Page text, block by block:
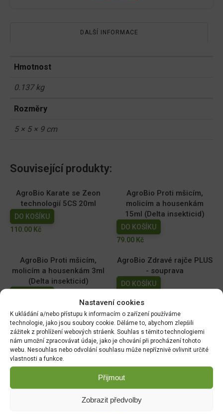
Nastavení cookies
K ukládání a/nebo přístupu k informacím o zařízení používáme
technologie, jako jsou soubory cookie. Děláme to, abychom zlepšili
zážitek z prohlížení webových stráenk. Souhlas s těmito technologiemi
nám umožní zpracovávat údaje, jako je chování při procházení tohoto
webu. Nesouhlas nebo odvolání souhlasu může nepříznivě ovlivnit určité
vlastnosti a funkce.
Přijmout
Zobrazit předvolby
DALŠÍ INFORMACE
Hmotnost
0.137 kg
Rozměry
5 × 5 × 9 cm
Související produkty:
AgroBio Karate se Zeon
technologií 5CS 20ml
DO KOŠÍKU
110.00 Kč
AgroBio Proti mšicím,
molicím a housenkám
15ml (Delta insekticid)
DO KOŠÍKU
79.00 Kč
AgroBio Proti mšicím,
molicím a housenkám 3ml
(Delta insekticid)
AgroBio Zdravé rajče PLUS
- souprava
DO KOŠÍKU
Magnicur Finito 50ml
DO KOŠÍKU
169.00Kč
Ferramol Neudorff
(200g+100g navíc) 300g
DO KOŠÍKU